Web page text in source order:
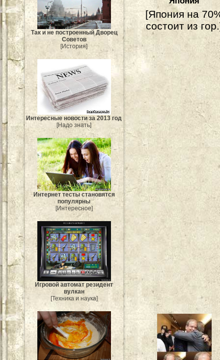
Так и не построенный Дворец
Советов
[История]
Интересные новости за 2013 год
[Надо знать]
Интернет тесты становятся
популярны
[Интересное]
Игровой автомат резидент
вулкан
[Техника и наука]
[Япония на
состоит из